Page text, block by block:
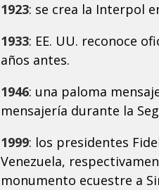
1923: se crea la Interpol
1933: EE. UU. reconoce
años antes.
1946: una paloma
mensajería durante la
1999: los presidentes
Venezuela,
monumento ecuestre a